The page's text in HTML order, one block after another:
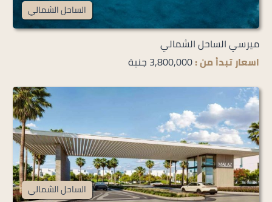
الساحل الشمالي
ميرسي الساحل الشمالي
اسعار تبدأ من :3,800,000 جنية
الساحل الشمالي